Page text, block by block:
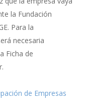
la Fundación
Para la
necesaria
Ficha de
de Empresas